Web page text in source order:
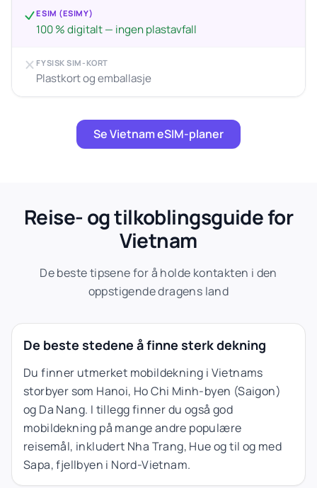
ESIM (ESIMY)
100 % digitalt — ingen plastavfall
FYSISK SIM-KORT
Plastkort og emballasje
Se Vietnam eSIM-planer
Reise- og tilkoblingsguide for
Vietnam
De beste tipsene for å holde kontakten i den
oppstigende dragens land
De beste stedene å finne sterk dekning
Du finner utmerket mobildekning i Vietnams
storbyer som Hanoi, Ho Chi Minh-byen (Saigon)
og Da Nang. I tillegg finner du også god
mobildekning på mange andre populære
reisemål, inkludert Nha Trang, Hue og til og med
Sapa, fjellbyen i Nord-Vietnam.